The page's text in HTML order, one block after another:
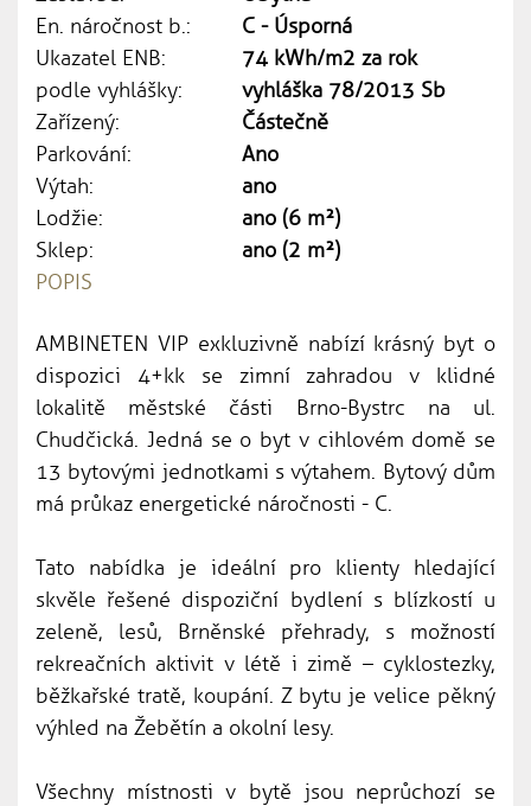
En. náročnost b.:
C - Úsporná
Ukazatel ENB:
74 kWh/m2 za rok
podle vyhlášky:
vyhláška 78/2013 Sb
Zařízený:
Částečně
Parkování:
Ano
Výtah:
ano
Lodžie:
ano (6 m²)
Sklep:
ano (2 m²)
POPIS
AMBINETEN VIP exkluzivně nabízí krásný byt o
dispozici 4+kk se zimní zahradou v klidné
lokalitě městské části Brno-Bystrc na ul.
Chudčická. Jedná se o byt v cihlovém domě se
13 bytovými jednotkami s výtahem. Bytový dům
má průkaz energetické náročnosti - C.
Tato nabídka je ideální pro klienty hledající
skvěle řešené dispoziční bydlení s blízkostí u
zeleně, lesů, Brněnské přehrady, s možností
rekreačních aktivit v létě i zimě – cyklostezky,
běžkařské tratě, koupání. Z bytu je velice pěkný
výhled na Žebětín a okolní lesy.
Všechny místnosti v bytě jsou neprůchozí se